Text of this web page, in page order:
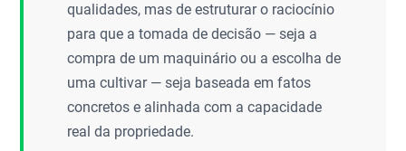
qualidades, mas de estruturar o raciocínio
para que a tomada de decisão — seja a
compra de um maquinário ou a escolha de
uma cultivar — seja baseada em fatos
concretos e alinhada com a capacidade
real da propriedade.